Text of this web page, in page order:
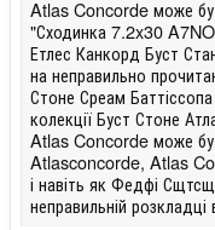
Atlas Concorde може
"Сходинка 7.2x30 A7NO
Етлес Канкорд Буст
на неправильно
Стоне Среам
колекції Буст Стоне
Atlas Concorde може
Atlasconcorde, Atlas
і навіть як Федфі
неправильній